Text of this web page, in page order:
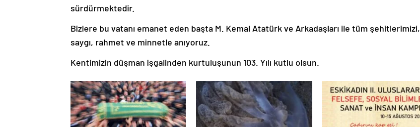
sürdürmektedir.
Bizlere bu vatanı emanet eden başta M. Kemal Atatürk ve Arkadaşları ile tüm şehitlerimizi,
saygı, rahmet ve minnetle anıyoruz.
Kentimizin düşman işgalinden kurtuluşunun 103. Yılı kutlu olsun.